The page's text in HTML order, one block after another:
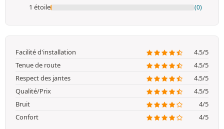
1 étoile (0)
Facilité d'installation
4.5/5
Tenue de route
4.5/5
Respect des jantes
4.5/5
Qualité/Prix
4.5/5
Bruit
4/5
Confort
4/5